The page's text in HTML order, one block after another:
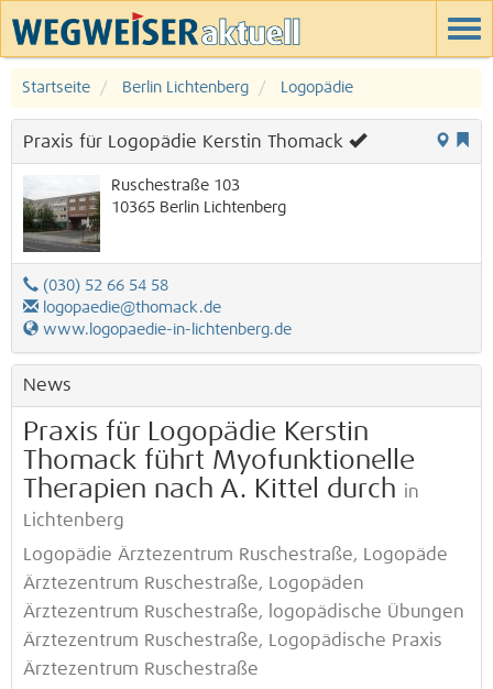
Startseite Berlin Lichtenberg Logopädie
Praxis für Logopädie Kerstin Thomack
Ruschestraße 103
10365 Berlin Lichtenberg
(030) 52 66 54 58
logopaedie@thomack.de
www.logopaedie-in-lichtenberg.de
News
Praxis für Logopädie Kerstin
Thomack führt Myofunktionelle
Therapien nach A. Kittel durch in
Lichtenberg
Logopädie Ärztezentrum Ruschestraße, Logopäde
Ärztezentrum Ruschestraße, Logopäden
Ärztezentrum Ruschestraße, logopädische Übungen
Ärztezentrum Ruschestraße, Logopädische Praxis
Ärztezentrum Ruschestraße